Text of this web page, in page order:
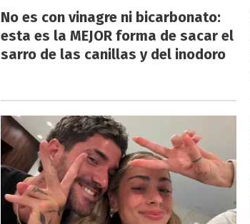
No es con vinagre ni bicarbonato:
esta es la MEJOR forma de sacar el
sarro de las canillas y del inodoro